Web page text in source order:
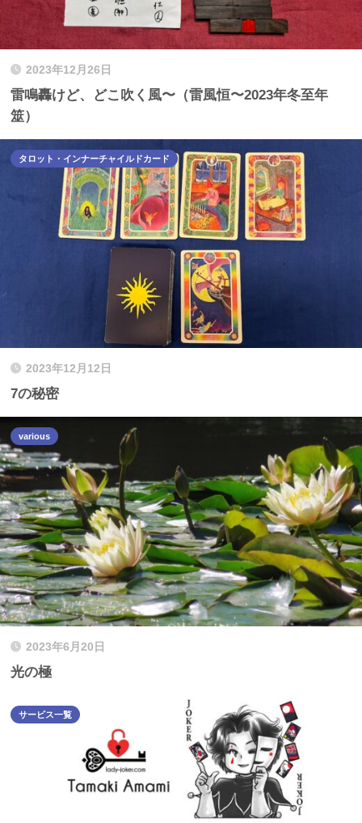
2023年12月26日
雷鳴轟けど、どこ吹く風〜（雷風恒〜2023年冬至年
筮）
2023年12月12日
7の秘密
タロット・インナーチャイルドカード
2023年6月20日
光の極
various
サービス一覧